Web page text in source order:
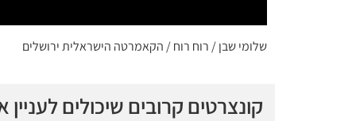
שלומי שבן / רוח רוח / הקאמרטה הישראלית ירושלים
קונצרטים קרובים שיכולים לעניין